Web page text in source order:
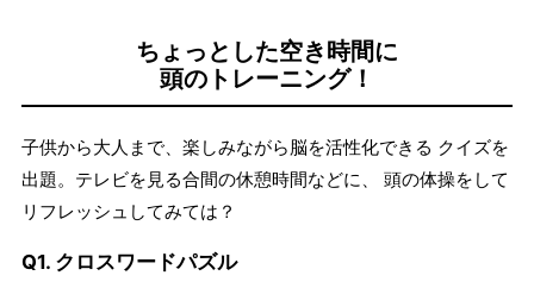
ちょっとした空き時間に
頭のトレーニング！
子供から大人まで、楽しみながら脳を活性化できる クイズを
出題。テレビを見る合間の休憩時間などに、 頭の体操をして
リフレッシュしてみては？
Q1. クロスワードパズル